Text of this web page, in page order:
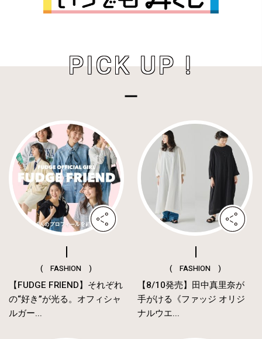
PICK UP !
( FASHION )
【FUDGE FRIEND】それぞれ
の“好き”が光る。オフィシャ
ルガー...
( FASHION )
【8/10発売】田中真里奈が
手がける《ファッジ オリジ
ナルウエ...